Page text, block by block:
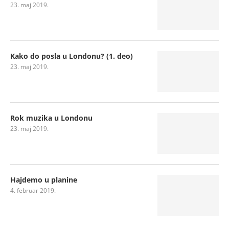
23. maj 2019.
Kako do posla u Londonu? (1. deo)
23. maj 2019.
Rok muzika u Londonu
23. maj 2019.
Hajdemo u planine
4. februar 2019.